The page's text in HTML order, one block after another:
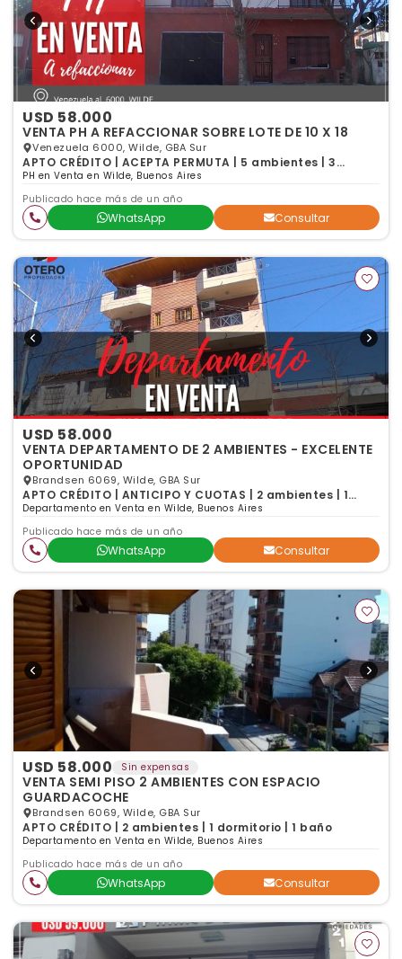
USD 58.000
VENTA PH A REFACCIONAR SOBRE LOTE DE 10 X 18
Venezuela 6000, Wilde, GBA Sur
APTO CRÉDITO | ACEPTA PERMUTA | 5 ambientes | 3
dormitorios | 2 baños
PH en Venta en Wilde, Buenos Aires
Publicado hace más de un año
WhatsApp Consultar
USD 58.000
VENTA DEPARTAMENTO DE 2 AMBIENTES - EXCELENTE
OPORTUNIDAD
Brandsen 6069, Wilde, GBA Sur
APTO CRÉDITO | ANTICIPO Y CUOTAS | 2 ambientes | 1
dormitorio | 1 baño
Departamento en Venta en Wilde, Buenos Aires
Publicado hace más de un año
WhatsApp Consultar
USD 58.000 Sin expensas
VENTA SEMI PISO 2 AMBIENTES CON ESPACIO
GUARDACOCHE
Brandsen 6069, Wilde, GBA Sur
APTO CRÉDITO | 2 ambientes | 1 dormitorio | 1 baño
Departamento en Venta en Wilde, Buenos Aires
Publicado hace más de un año
WhatsApp Consultar